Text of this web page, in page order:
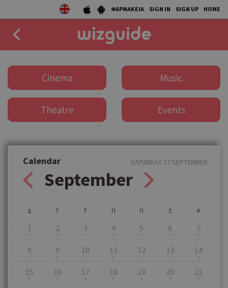
ΦΑΡΜΑΚΕΙΑ SIGN IN SIGN UP HOME
DRINK
COLLECTIONS
STORIES
Cinema Music
Theatre Events
Calendar
September
SATURDAY 27 SEPTEMBER
Δ
1
Τ
2
Τ
3
Π
4
Π
5
Σ
6
Κ
7
8 9 10 11 12 13 14
15 16 17 18 19 20 21